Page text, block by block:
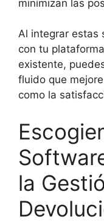
minimizan las
Al integrar estas
con tu
existente,
fluido que
como la
la